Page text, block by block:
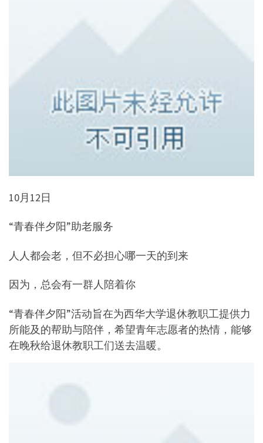
10月12日
“青春伴夕阳”助老服务
人人都会老，但不必担心哪一天的到来
因为，总会有一群人陪着你
“青春伴夕阳”活动旨在为西华大学退休教职工提供力
所能及的帮助与陪伴，希望青年志愿者的热情，能够
在晚秋给退休教职工们送去温暖。